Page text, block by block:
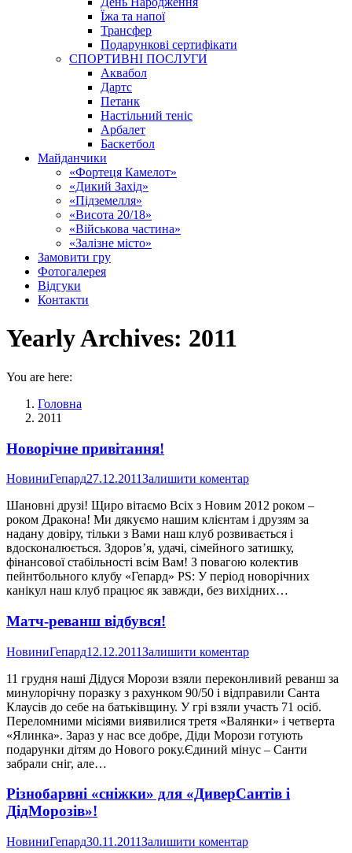
Їжа та напої
Трансфер
Подарункові сертифікати
СПОРТИВНІ ПОСЛУГИ
Аквабол
Дартс
Петанк
Настільний теніс
Арбалет
Баскетбол
Майданчики
«Фортеця Камелот»
«Дикий Захід»
«Підземелля»
«Висота 20/18»
«Військова частина»
«Залізне місто»
Замовити гру
Фотогалерея
Відгуки
Контакти
Yearly Archives: 2011
You are here:
Головна
2011
Новорічне привітання!
НовиниГепард27.12.2011Залишити коментар
Шановні друзі! Щиро вітаємо Всіх з Новим 2012 роком –
роком Дракона! Ми дякуємо нашим клієнтам і друзям за
надану довіру, тільки з Вами наш клуб розвивається і
вдосконалюється. Здоров’я, удачі, сімейного затишку,
фінансової стабільності всім Вам! З повагою колектив
пейнтбольного клубу «Гепард» PS: У період новорічних
канікул наш клуб працює як завжди, без вихідних…
Матч-реванш відбувся!
НовиниГепард12.12.2011Залишити коментар
11 грудня наші Дідуся Морози взяли переконливий реванш за
минулорічну поразку з рахунком 90/50 і відправили Санта
Клаусів до себе на батьківщину. У грі взяли участь 71 осіб.
Переломними місіями виявилися третя «Валянки» і четверта
«Ялинка». Зараз у нас все добре, Діди Морози готують
подарунки дітям до Нового року.Єдиний мінус – Санти
забрали сніг, але…
Різнобарвні «сніжки» для «ДиверСантів і
ДідМорозів»!
НовиниГепард30.11.2011Залишити коментар